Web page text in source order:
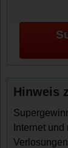
Hinweis
Internet